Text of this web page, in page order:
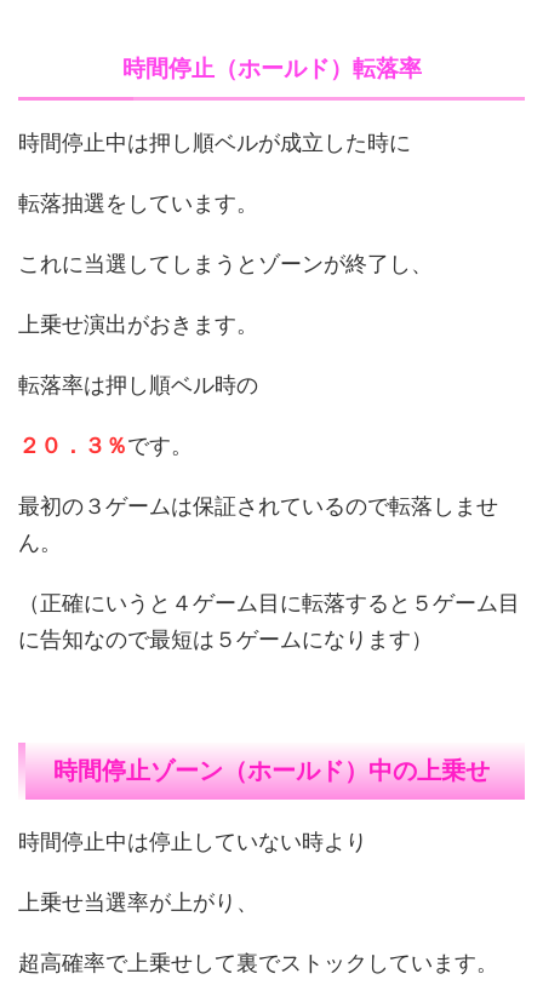
時間停止（ホールド）転落率
時間停止中は押し順ベルが成立した時に
転落抽選をしています。
これに当選してしまうとゾーンが終了し、
上乗せ演出がおきます。
転落率は押し順ベル時の
２０．３％です。
最初の３ゲームは保証されているので転落しませ
ん。
（正確にいうと４ゲーム目に転落すると５ゲーム目
に告知なので最短は５ゲームになります）
時間停止ゾーン（ホールド）中の上乗せ
時間停止中は停止していない時より
上乗せ当選率が上がり、
超高確率で上乗せして裏でストックしています。